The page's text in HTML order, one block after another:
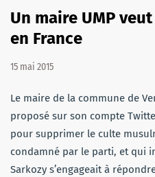
Un maire UMP
en France
15 mai 2015
Le maire de la commune de
proposé sur son compte
pour supprimer le culte
condamné par le parti, et qui
Sarkozy s’engageait à